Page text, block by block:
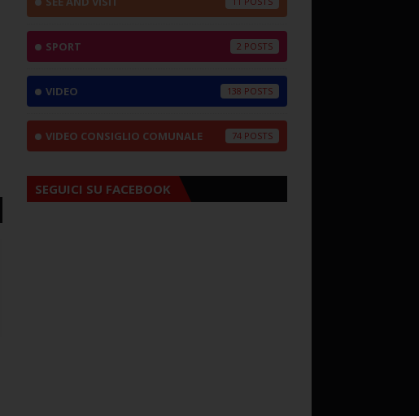
SPORT 2
VIDEO 138
VIDEO CONSIGLIO COMUNALE 74
SEGUICI SU FACEBOOK